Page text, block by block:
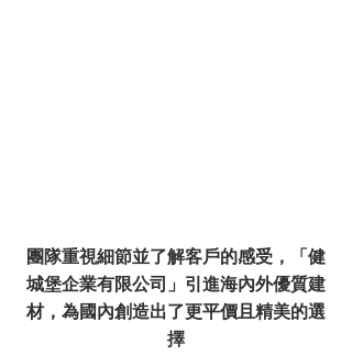
團隊重視細節並了解客戶的感受，「健
城堡企業有限公司」引進海內外優質建
材，為國內創造出了更平價且精美的選
擇